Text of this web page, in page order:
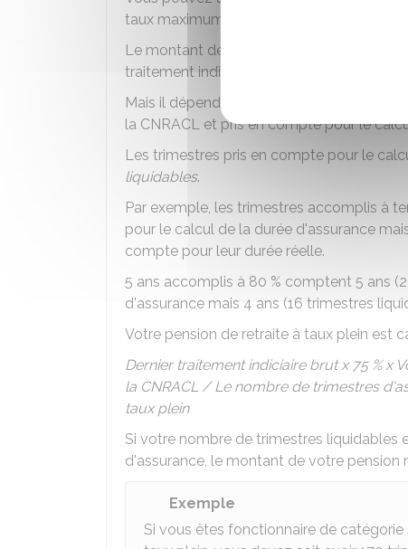
taux maximum possible.
Le montant de votre retraite de base du
traitement indiciaire brut détenu pendant
Mais il dépend aussi de votre nombre de
la CNRACL et pris en compte pour le
Les trimestres pris en compte pour le
liquidables.
Par exemple, les trimestres accomplis à
pour le calcul de la durée d'assurance
compte pour leur durée réelle.
5 ans accomplis à 80 % comptent 5 ans
d'assurance mais 4 ans (16 trimestres
Votre pension de retraite à taux plein est
Dernier traitement indiciaire brut x 75 %x
la CNRACL / Le nombre de trimestres
taux plein
Si votre nombre de trimestres liquidables
d'assurance, le montant de votre pension
Exemple
Si vous êtes fonctionnaire de catégorie